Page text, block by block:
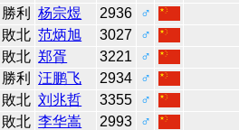
勝利 杨宗煜 2936
♂
敗北 范炳旭 3027
♂
敗北 郑胥 3221
♂
勝利 汪鹏飞 2934
♂
敗北 刘兆哲 3355
♂
敗北 李华嵩 2993
♂